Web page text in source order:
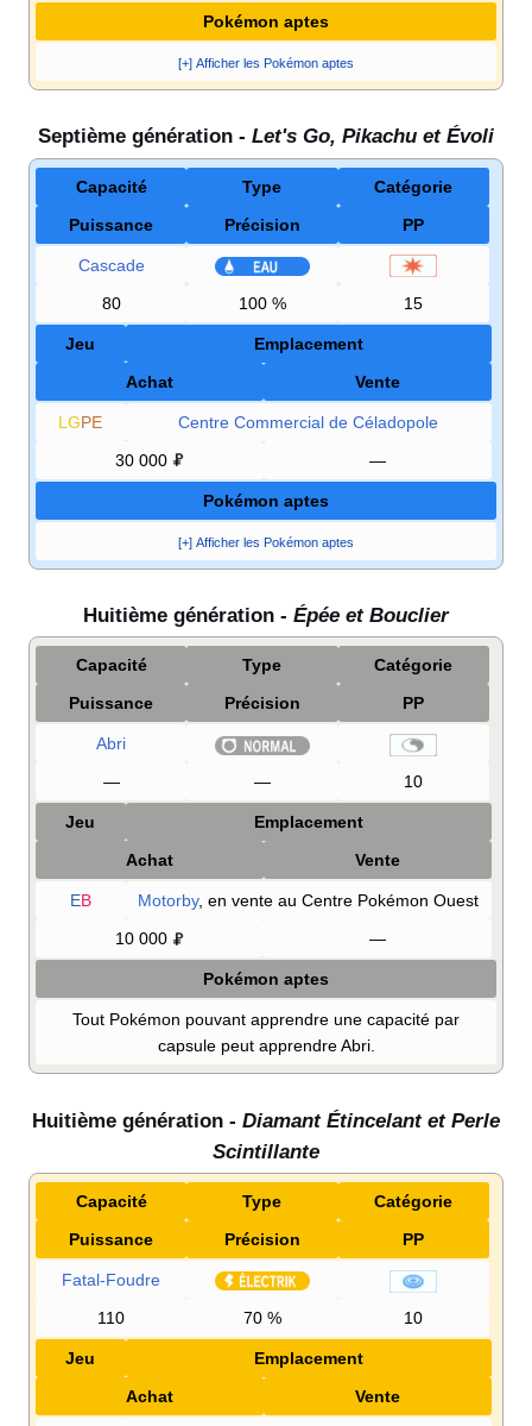
Pokémon aptes
[+] Afficher les Pokémon aptes
Septième génération - Let's Go, Pikachu et Évoli
Capacité Type
Catégorie
Puissance
Précision PP
Cascade
80
100 % 15
Jeu
Emplacement
Achat
Vente
LGPE
Centre Commercial de Céladopole
30 000
—
Pokémon aptes
[+] Afficher les Pokémon aptes
Huitième génération - Épée et Bouclier
Capacité Type
Catégorie
Puissance
Précision PP
Abri
—
— 10
Jeu
Emplacement
Achat
Vente
EB Motorby, en vente au Centre Pokémon Ouest
10 000
—
Pokémon aptes
Tout Pokémon pouvant apprendre une capacité par
capsule peut apprendre Abri.
Huitième génération - Diamant Étincelant et Perle
Scintillante
Capacité Type
Catégorie
Puissance
Précision PP
Fatal-Foudre
110
70 % 10
Jeu
Emplacement
Achat
Vente